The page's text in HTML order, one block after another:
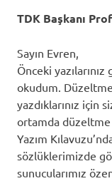
TDK Başkanı
Sayın Evren,
Önceki
okudum.
yazdıklarınız için
ortamda
Yazım
sözlüklerimizde
sunucularımız